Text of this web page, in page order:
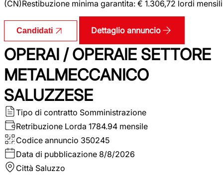
(CN)Restibuzione minima garantita: € 1.306,72 lordi mensili
Candidati Dettaglio annuncio
OPERAI / OPERAIE SETTORE
METALMECCANICO
SALUZZESE
Tipo di contratto Somministrazione
Retribuzione Lorda 1784.94 mensile
Codice annuncio 350245
Data di pubblicazione 8/8/2026
Città Saluzzo